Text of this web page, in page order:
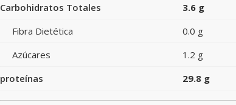
Carbohidratos Totales
3.6 g
Fibra Dietética
0.0 g
Azúcares
1.2 g
proteínas
29.8 g